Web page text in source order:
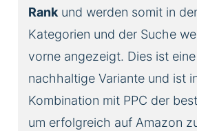
Rankund werden somit in
Kategorien und der Suche
vorne angezeigt. Dies ist eine
nachhaltige Variante und ist
Kombination mit PPC der
um erfolgreich auf Amazon